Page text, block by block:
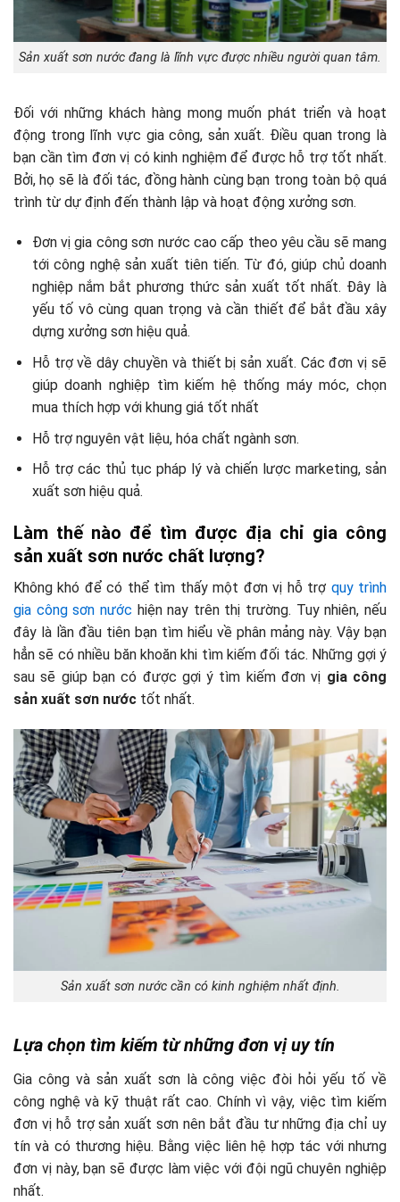
Sản xuất sơn nước đang là lĩnh vực được nhiều người quan tâm.
Đối với những khách hàng mong muốn phát triển và hoạt
động trong lĩnh vực gia công, sản xuất. Điều quan trong là
bạn cần tìm đơn vị có kinh nghiệm để được hỗ trợ tốt nhất.
Bởi, họ sẽ là đối tác, đồng hành cùng bạn trong toàn bộ quá
trình từ dự định đến thành lập và hoạt động xưởng sơn.
Đơn vị gia công sơn nước cao cấp theo yêu cầu sẽ mang
tới công nghệ sản xuất tiên tiến. Từ đó, giúp chủ doanh
nghiệp nắm bắt phương thức sản xuất tốt nhất. Đây là
yếu tố vô cùng quan trọng và cần thiết để bắt đầu xây
dựng xưởng sơn hiệu quả.
Hỗ trợ về dây chuyền và thiết bị sản xuất. Các đơn vị sẽ
giúp doanh nghiệp tìm kiếm hệ thống máy móc, chọn
mua thích hợp với khung giá tốt nhất
Hỗ trợ nguyên vật liệu, hóa chất ngành sơn.
Hỗ trợ các thủ tục pháp lý và chiến lược marketing, sản
xuất sơn hiệu quả.
Làm thế nào để tìm được địa chỉ gia công
sản xuất sơn nước chất lượng?
Không khó để có thể tìm thấy một đơn vị hỗ trợ quy trình
gia công sơn nước hiện nay trên thị trường. Tuy nhiên, nếu
đây là lần đầu tiên bạn tìm hiểu về phân mảng này. Vậy bạn
hẳn sẽ có nhiều băn khoăn khi tìm kiếm đối tác. Những gợi ý
sau sẽ giúp bạn có được gợi ý tìm kiếm đơn vị gia công
sản xuất sơn nước tốt nhất.
Sản xuất sơn nước cần có kinh nghiệm nhất định.
Lựa chọn tìm kiếm từ những đơn vị uy tín
Gia công và sản xuất sơn là công việc đòi hỏi yếu tố về
công nghệ và kỹ thuật rất cao. Chính vì vậy, việc tìm kiếm
đơn vị hỗ trợ sản xuất sơn nên bắt đầu tư những địa chỉ uy
tín và có thương hiệu. Bằng việc liên hệ hợp tác với nhưng
đơn vị này, bạn sẽ được làm việc với đội ngũ chuyên nghiệp
nhất.